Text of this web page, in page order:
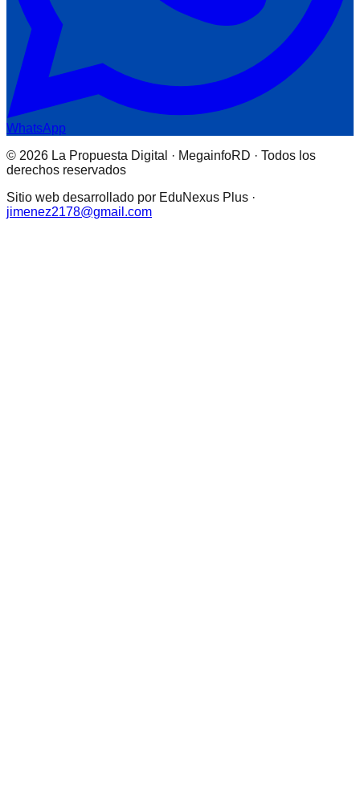
WhatsApp
© 2026 La Propuesta Digital · MegainfoRD · Todos los
derechos reservados
Sitio web desarrollado por EduNexus Plus ·
jimenez2178@gmail.com